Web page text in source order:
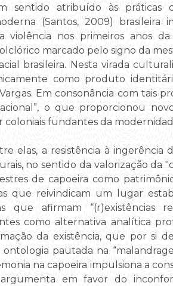
sentido atribuído às práticas
(Santos, 2009)
violência nos primeiros anos
marcado pelo signo da
brasileira. Nesta virada
como produto
Em consonância com tais
o que proporcionou
fundantes da
elas, a resistência à ingerência
no sentido da valorização da
de capoeira como
que reivindicam um lugar
afirmam “(r)existências
como alternativa analítica
da existência, que por si
pautada na
na capoeira impulsiona a
em favor do